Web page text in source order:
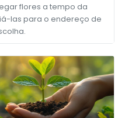
flores a tempo da
las para o endereço de